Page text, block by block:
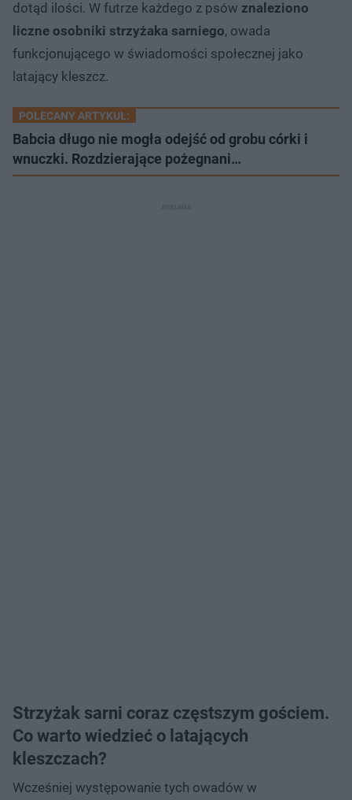
dotąd ilości. W futrze każdego z psów znaleziono
liczne osobniki strzyżaka sarniego, owada
funkcjonującego w świadomości społecznej jako
latający kleszcz.
POLECANY ARTYKUŁ:
Babcia długo nie mogła odejść od grobu córki i
wnuczki. Rozdzierające pożegnani…
Strzyżak sarni coraz częstszym gościem.
Co warto wiedzieć o latających
kleszczach?
Wcześniej występowanie tych owadów w